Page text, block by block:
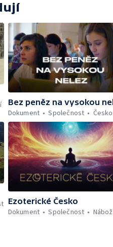
Bez peněz na vysokou
Dokument
Společnost Česko
Ezoterické Česko
Dokument
Společnost